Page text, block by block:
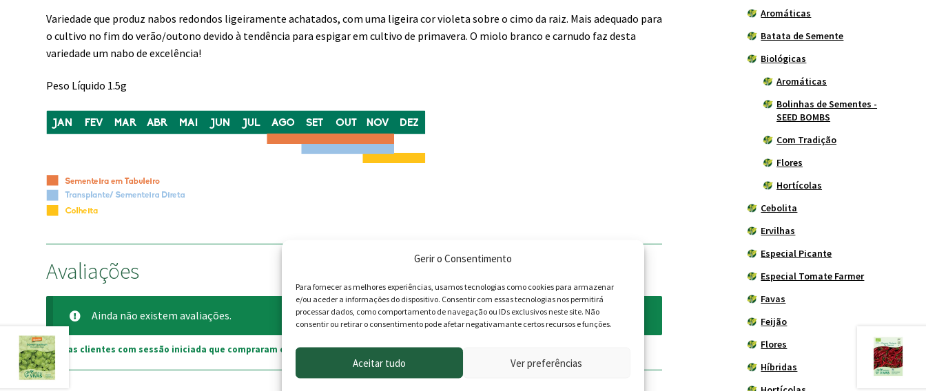
Gerir o Consentimento
Para fornecer as melhores experiências, usamos tecnologias como cookies para armazenar
e/ou aceder a informações do dispositivo. Consentir com essas tecnologias nos permitirá
processar dados, como comportamento de navegação ou IDs exclusivos neste site. Não
consentir ou retirar o consentimento pode afetar negativamante certos recursos e funções.
Aceitar tudo Ver preferências
Variedade que produz nabos redondos ligeiramente achatados, com uma ligeira cor violeta sobre o cimo da raiz. Mais adequado para
o cultivo no fim do verão/outono devido à tendência para espigar em cultivo de primavera. O miolo branco e carnudo faz desta
variedade um nabo de excelência!
Peso Líquido 1.5g
Avaliações
Ainda não existem avaliações.
Apenas clientes com sessão iniciada que compraram este produto podem deixar opinião.
Aromáticas
Batata de Semente
Biológicas
Aromáticas
Bolinhas de Sementes -
SEED BOMBS
Com Tradição
Flores
Hortícolas
Cebolita
Ervilhas
Especial Picante
Especial Tomate Farmer
Favas
Feijão
Flores
Híbridas